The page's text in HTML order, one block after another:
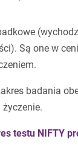
Są one w
badania
życzenie.
testu NIFTY